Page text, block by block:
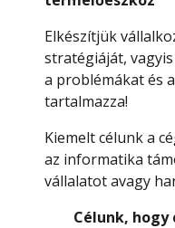
Elkészítjük
stratégiáját,
a problémákat és
tartalmazza!
Kiemelt célunk a
az informatika
vállalatot avagy
Célunk, hogy